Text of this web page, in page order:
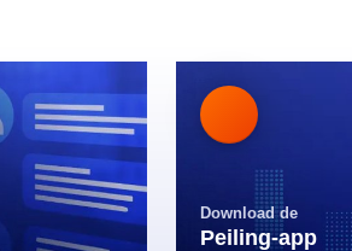
Download de
Peiling-app